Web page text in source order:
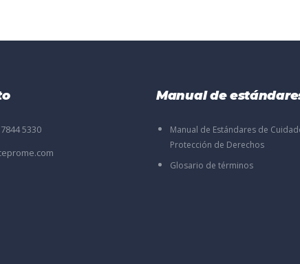
5330
Manual de
Manual de Estándares de
Protección de Derechos
Glosario de términos